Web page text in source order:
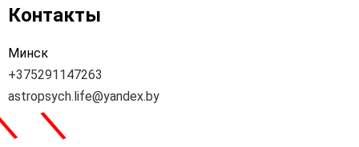
Контакты
Минск
+375291147263
astropsych.life@yandex.by
\